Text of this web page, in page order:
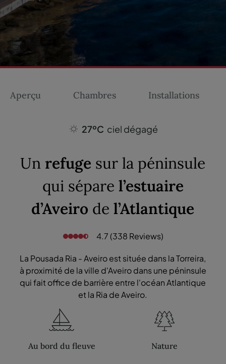
Aperçu Chambres Installations
27ºC ciel dégagé
Un refuge sur la péninsule
qui sépare l’estuaire
d’Aveiro del’Atlantique
4.7 (338 Reviews)
La Pousada Ria - Aveiro est située dans la Torreira,
à proximité de la ville d'Aveiro dans une péninsule
qui fait office de barrière entre l'océan Atlantique
et la Ria de Aveiro.
Au bord du fleuve Nature